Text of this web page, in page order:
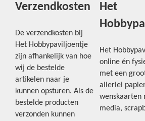
Verzendkosten
De verzendkosten bij
Het Hobbypaviljoentje
zijn afhankelijk van hoe
wij de bestelde
artikelen naar je
kunnen opsturen. Als de
bestelde producten
verzonden kunnen
Het
Het
online én
met een
allerlei
wenskaarten
media,